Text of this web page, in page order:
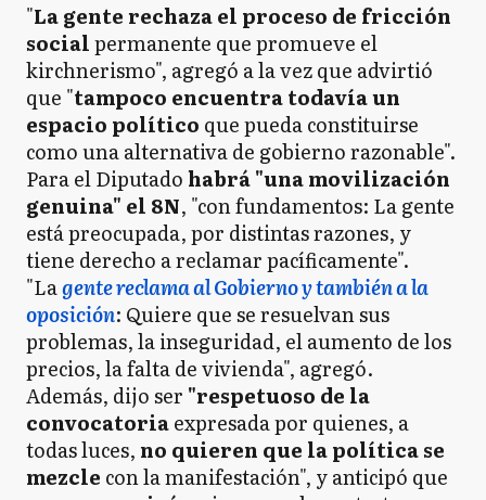
"La gente rechaza el proceso de fricción
socialpermanente que promueve el
kirchnerismo", agregó a la vez que advirtió
que "tampoco encuentra todavía un
espacio político que pueda constituirse
como una alternativa de gobierno razonable".
Para el Diputado habrá "una movilización
genuina" el 8N, "con fundamentos: La gente
está preocupada, por distintas razones, y
tiene derecho a reclamar pacíficamente".
"Lagente reclama al Gobierno y también a la
oposición: Quiere que se resuelvan sus
problemas, la inseguridad, el aumento de los
precios, la falta de vivienda", agregó.
Además, dijo ser "respetuoso de la
convocatoriaexpresada por quienes, a
todas luces, no quieren que la política se
mezcle con la manifestación", y anticipó que